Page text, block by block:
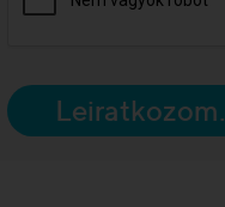
Leiratkozom.